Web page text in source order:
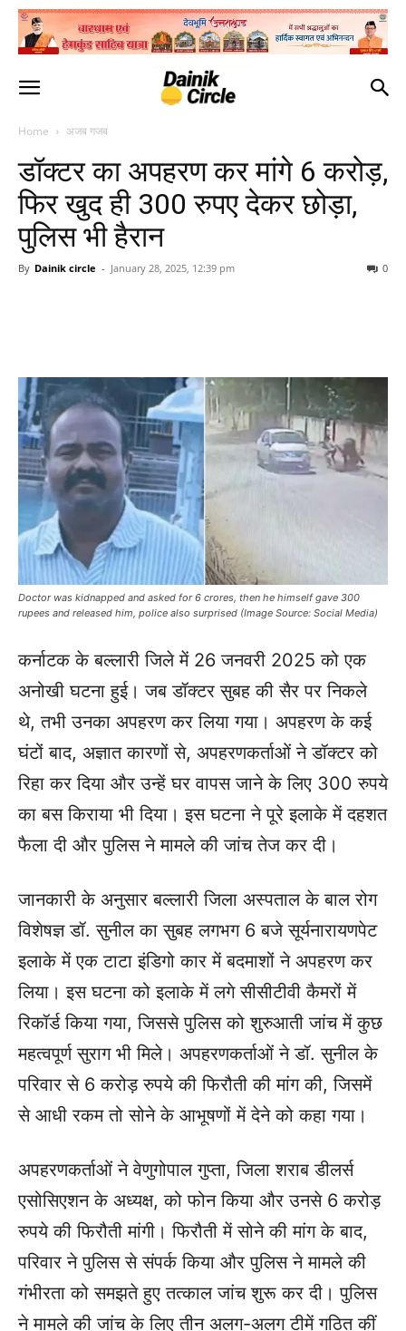
Home अजब गजब
डॉक्टर का अपहरण कर मांगे 6 करोड़,
फिर खुद ही 300 रुपए देकर छोड़ा,
पुलिस भी हैरान
By Dainik circle - January 28, 2025, 12:39 pm 0
Doctor was kidnapped and asked for 6 crores, then he himself gave 300
rupees and released him, police also surprised (Image Source: Social Media)
कर्नाटक के बल्लारी जिले में 26 जनवरी 2025 को एक
अनोखी घटना हुई। जब डॉक्टर सुबह की सैर पर निकले
थे, तभी उनका अपहरण कर लिया गया। अपहरण के कई
घंटों बाद, अज्ञात कारणों से, अपहरणकर्ताओं ने डॉक्टर को
रिहा कर दिया और उन्हें घर वापस जाने के लिए 300 रुपये
का बस किराया भी दिया। इस घटना ने पूरे इलाके में दहशत
फैला दी और पुलिस ने मामले की जांच तेज कर दी।
जानकारी के अनुसार बल्लारी जिला अस्पताल के बाल रोग
विशेषज्ञ डॉ. सुनील का सुबह लगभग 6 बजे सूर्यनारायणपेट
इलाके में एक टाटा इंडिगो कार में बदमाशों ने अपहरण कर
लिया। इस घटना को इलाके में लगे सीसीटीवी कैमरों में
रिकॉर्ड किया गया, जिससे पुलिस को शुरुआती जांच में कुछ
महत्वपूर्ण सुराग भी मिले। अपहरणकर्ताओं ने डॉ. सुनील के
परिवार से 6 करोड़ रुपये की फिरौती की मांग की, जिसमें
से आधी रकम तो सोने के आभूषणों में देने को कहा गया।
अपहरणकर्ताओं ने वेणुगोपाल गुप्ता, जिला शराब डीलर्स
एसोसिएशन के अध्यक्ष, को फोन किया और उनसे 6 करोड़
रुपये की फिरौती मांगी। फिरौती में सोने की मांग के बाद,
परिवार ने पुलिस से संपर्क किया और पुलिस ने मामले की
गंभीरता को समझते हुए तत्काल जांच शुरू कर दी। पुलिस
ने मामले की जांच के लिए तीन अलग-अलग टीमें गठित कीं